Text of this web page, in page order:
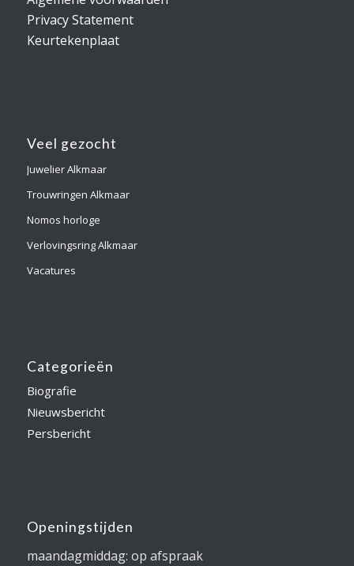
Privacy Statement
Keurtekenplaat
Veel gezocht
Juwelier Alkmaar
Trouwringen Alkmaar
Nomos horloge
Verlovingsring Alkmaar
Vacatures
Categorieën
Biografie
Nieuwsbericht
Persbericht
Openingstijden
maandagmiddag: op afspraak